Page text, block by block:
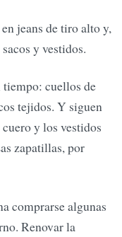
jeans de tiro alto y,
y vestidos.
cuellos de
tejidos. Y siguen
y los vestidos
zapatillas, por
comprarse algunas
Renovar la